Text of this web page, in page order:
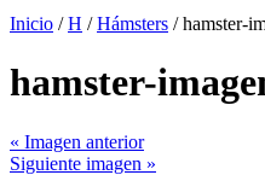
Inicio /H /Hámsters / hamster-
hamster-
« Imagen anterior
Siguiente imagen »